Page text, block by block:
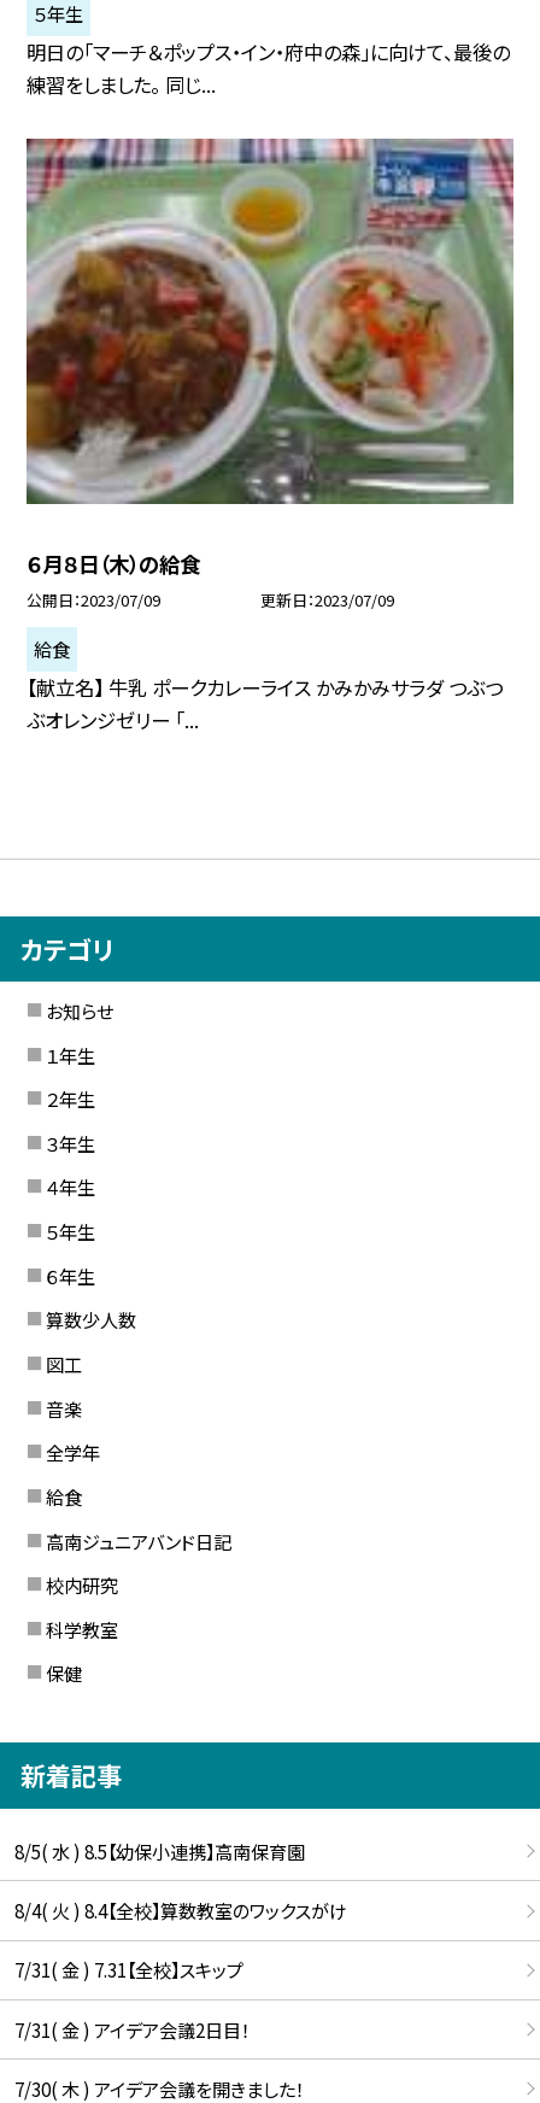
５年生
明日の「マーチ＆ポップス・イン・府中の森」に向けて、最後の
練習をしました。 同じ...
６月８日（木）の給食
公開日 2023/07/09 更新日 2023/07/09
給食
【献立名】 牛乳 ポークカレーライス かみかみサラダ つぶつ
ぶオレンジゼリー 「...
カテゴリ
お知らせ
１年生
２年生
３年生
４年生
５年生
６年生
算数少人数
図工
音楽
全学年
給食
高南ジュニアバンド日記
校内研究
科学教室
保健
新着記事
8/5( 水 ) 8.5【幼保小連携】高南保育園
8/4( 火 ) 8.4【全校】算数教室のワックスがけ
7/31( 金 ) 7.31【全校】スキップ
7/31( 金 ) アイデア会議2日目！
7/30( 木 ) アイデア会議を開きました！